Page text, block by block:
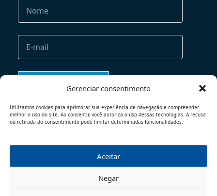
Gerenciar consentimento
Utilizamos cookies para aprimorar sua experiência de navegação e compreender
melhor o uso do site. Ao consentir, você autoriza o uso dessas tecnologias. A recusa
ou retirada do consentimento pode limitar determinadas funcionalidades.
Aceitar
Negar
POLÍTICA DE PRIVACIDADE
© 2026 - TODOS OS DIREITOS RESERVADOS